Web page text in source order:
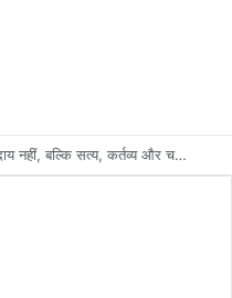
भारतीय शिक्षण पद्धति में धर्म का अर्थ संप्रदाय नहीं, बल्कि सत्य, कर्तव्य और चरित्र निर्माण है: विजय प्रकाश